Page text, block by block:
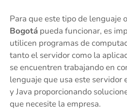
Para que este tipo de lenguaje
Bogotá pueda funcionar, es
utilicen programas de
tanto el servidor como la
se encuentren trabajando en
lenguaje que usa este servidor
y Java proporcionando
que necesite la empresa.